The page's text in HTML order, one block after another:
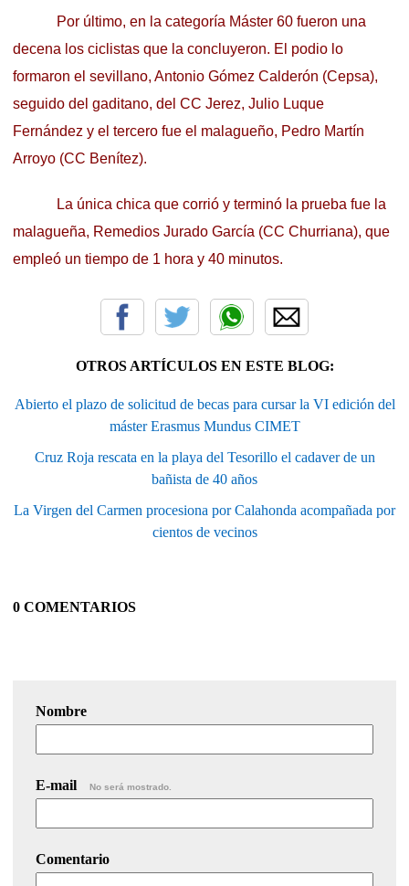
Por último, en la categoría Máster 60 fueron una
decena los ciclistas que la concluyeron. El podio lo
formaron el sevillano, Antonio Gómez Calderón (Cepsa),
seguido del gaditano, del CC Jerez, Julio Luque
Fernández y el tercero fue el malagueño, Pedro Martín
Arroyo (CC Benítez).
La única chica que corrió y terminó la prueba fue la
malagueña, Remedios Jurado García (CC Churriana), que
empleó un tiempo de 1 hora y 40 minutos.
OTROS ARTÍCULOS EN ESTE BLOG:
Abierto el plazo de solicitud de becas para cursar la VI edición del
máster Erasmus Mundus CIMET
Cruz Roja rescata en la playa del Tesorillo el cadaver de un
bañista de 40 años
La Virgen del Carmen procesiona por Calahonda acompañada por
cientos de vecinos
0 COMENTARIOS
Nombre
E-mail No será mostrado.
Comentario